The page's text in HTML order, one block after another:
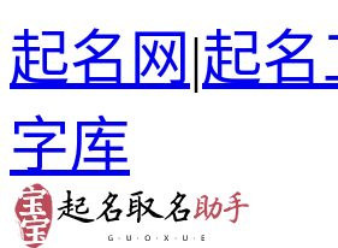
起名网|起名
字库